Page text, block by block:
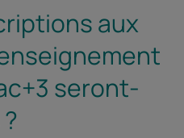
aux
seront-